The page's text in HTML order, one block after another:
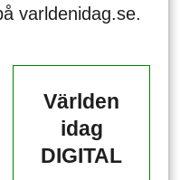
varldenidag.se.
Världen
idag
DIGITAL